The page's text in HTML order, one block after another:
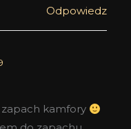
Odpowiedz
kamfory